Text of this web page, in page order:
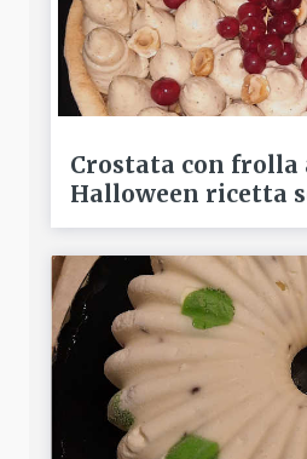
Crostata con frolla
Halloween ricetta